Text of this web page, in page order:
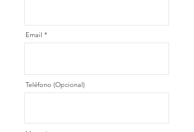
Email
Teléfono (Opcional)